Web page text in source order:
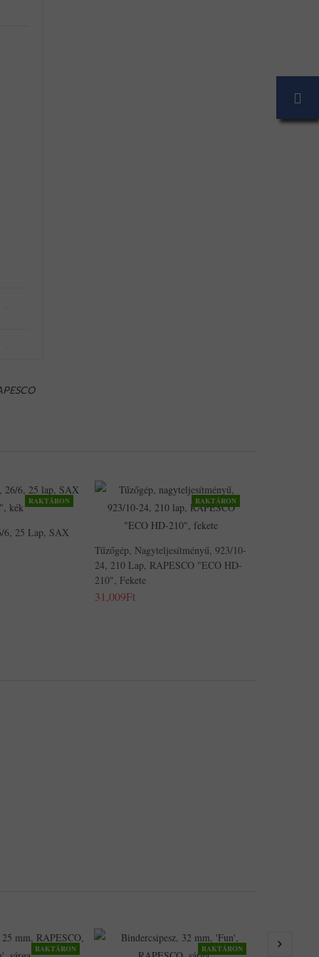
RAKTÁRON
6, 25 Lap, SAX
RAKTÁRON
Tűzőgép, Nagyteljesítményű, 923/10-
24, 210 Lap, RAPESCO "ECO HD-
210", Fekete
31,009Ft
RAKTÁRON RAKTÁRON